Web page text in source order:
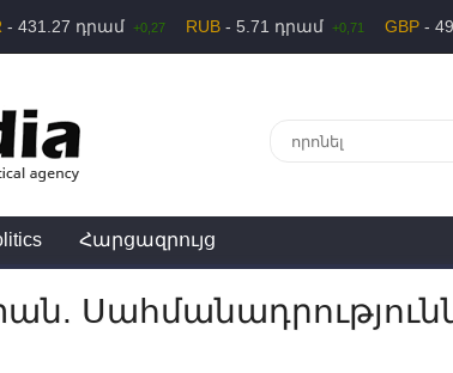
- 431.27 դրամ +0,27 RUB - 5.71 դրամ +0,71 GBP -
Հարցազրույց